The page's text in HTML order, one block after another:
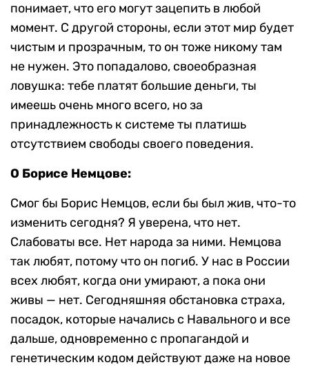
понимает, что его могут зацепить в любой
момент. С другой стороны, если этот мир будет
чистым и прозрачным, то он тоже никому там
не нужен. Это попадалово, своеобразная
ловушка: тебе платят большие деньги, ты
имеешь очень много всего, но за
принадлежность к системе ты платишь
отсутствием свободы своего поведения.
О Борисе Немцове:
Смог бы Борис Немцов, если бы был жив, что-то
изменить сегодня? Я уверена, что нет.
Слабоваты все. Нет народа за ними. Немцова
так любят, потому что он погиб. У нас в России
всех любят, когда они умирают, а пока они
живы — нет. Сегодняшняя обстановка страха,
посадок, которые начались с Навального и все
дальше, одновременно с пропагандой и
генетическим кодом действуют даже на новое